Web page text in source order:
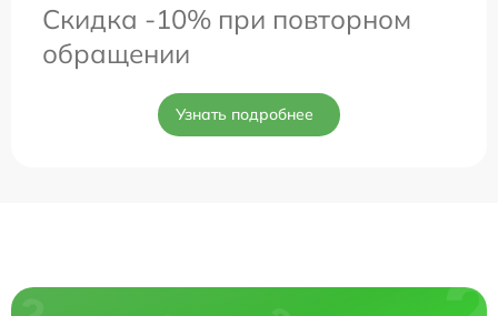
Скидка -10% при повторном
обращении
Узнать подробнее